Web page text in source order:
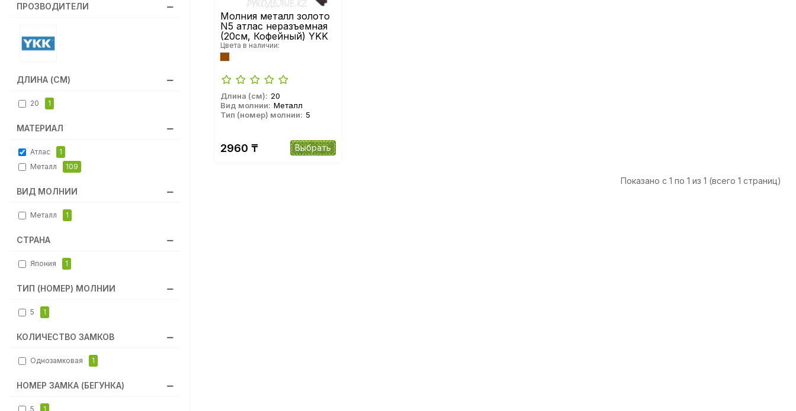
ПРОЗВОДИТЕЛИ
ДЛИНА (СМ)
20 1
МАТЕРИАЛ
Атлас
1
Металл
109
ВИД МОЛНИИ
Металл 1
СТРАНА
Япония 1
ТИП (НОМЕР) МОЛНИИ
5 1
КОЛИЧЕСТВО ЗАМКОВ
Однозамковая 1
НОМЕР ЗАМКА (БЕГУНКА)
5 1
Молния металл золото
N5 атлас неразъемная
(20см, Кофейный) YKK
Цвета в наличии:
Длина (см): 20
Вид молнии: Металл
Тип (номер) молнии: 5
2960 ₸ Выбрать
Показано с 1 по 1 из 1 (всего 1 страниц)